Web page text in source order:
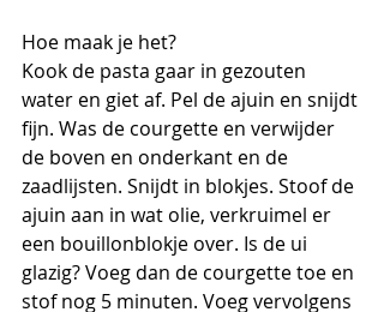
Hoe maak je het?
Kook de pasta gaar in gezouten
water en giet af. Pel de ajuin en snijdt
fijn. Was de courgette en verwijder
de boven en onderkant en de
zaadlijsten. Snijdt in blokjes. Stoof de
ajuin aan in wat olie, verkruimel er
een bouillonblokje over. Is de ui
glazig? Voeg dan de courgette toe en
stof nog 5 minuten. Voeg vervolgens